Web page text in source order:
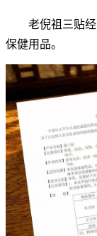
老倪祖三贴经
保健用品。